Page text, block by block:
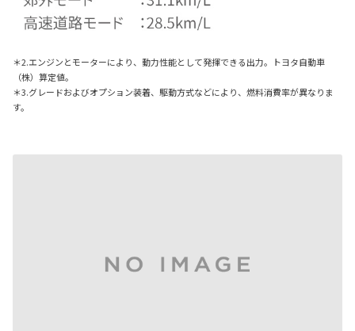
＊2.エンジンとモーターにより、動力性能として発揮できる出力。トヨタ自動車
（株）算定値。
＊3.グレードおよびオプション装着、駆動方式などにより、燃料消費率が異なりま
す。